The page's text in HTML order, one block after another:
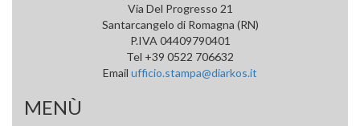
Via Del Progresso 21
Santarcangelo di Romagna (RN)
P.IVA 04409790401
Tel +39 0522 706632
Email ufficio.stampa@diarkos.it
MENÙ